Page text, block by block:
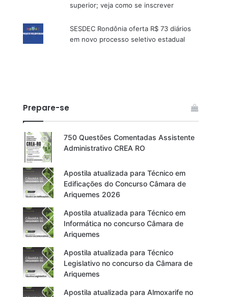
superior; veja como se inscrever
SESDEC Rondônia oferta R$ 73 diários
em novo processo seletivo estadual
Prepare-se
750 Questões Comentadas Assistente
Administrativo CREA RO
Apostila atualizada para Técnico em
Edificações do Concurso Câmara de
Ariquemes 2026
Apostila atualizada para Técnico em
Informática no concurso Câmara de
Ariquemes
Apostila atualizada para Técnico
Legislativo no concurso da Câmara de
Ariquemes
Apostila atualizada para Almoxarife no